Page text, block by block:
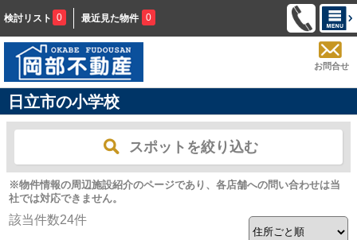
検討リスト 0 最近見た物件 0
お問合せ
日立市の小学校
スポットを絞り込む
※物件情報の周辺施設紹介のページであり、各店舗への問い合わせは当
社では対応できません。
該当件数24件